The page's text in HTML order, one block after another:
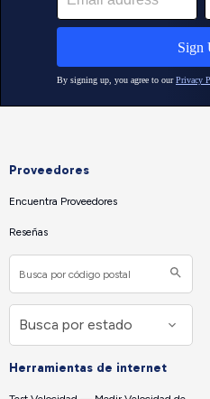
Proveedores
Encuentra Proveedores
Reseñas
Herramientas de internet